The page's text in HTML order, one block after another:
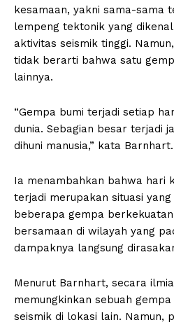
kesamaan, yakni sama-sama
lempeng tektonik yang
aktivitas seismik tinggi.
tidak berarti bahwa satu
lainnya.
“Gempa bumi terjadi setiap
dunia. Sebagian besar terjadi
dihuni manusia,” kata Barnhart.
Ia menambahkan bahwa hari
terjadi merupakan situasi
beberapa gempa
bersamaan di wilayah yang
dampaknya langsung
Menurut Barnhart, secara
memungkinkan sebuah
seismik di lokasi lain. Namun,